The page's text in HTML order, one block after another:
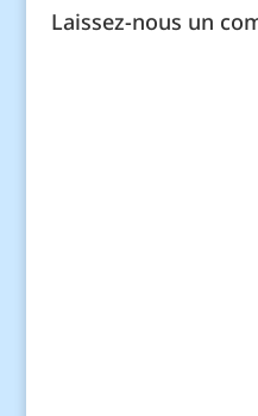
Laissez-nous un